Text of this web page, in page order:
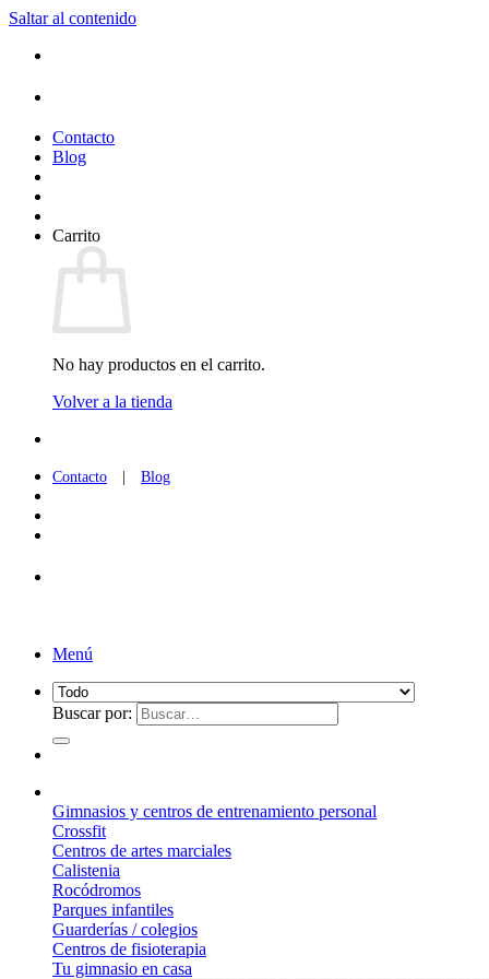
Saltar al contenido
Contacto
Blog
Carrito
No hay productos en el carrito.
Volver a la tienda
Contacto Blog
Menú
Buscar por:
Gimnasios y centros de entrenamiento personal
Crossfit
Centros de artes marciales
Calistenia
Rocódromos
Parques infantiles
Guarderías / colegios
Centros de fisioterapia
Tu gimnasio en casa